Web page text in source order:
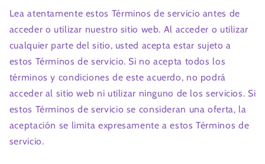
Lea atentamente estos Términos de servicio antes de
acceder o utilizar nuestro sitio web. Al acceder o utilizar
cualquier parte del sitio, usted acepta estar sujeto a
estos Términos de servicio. Si no acepta todos los
términos y condiciones de este acuerdo, no podrá
acceder al sitio web ni utilizar ninguno de los servicios. Si
estos Términos de servicio se consideran una oferta, la
aceptación se limita expresamente a estos Términos de
servicio.